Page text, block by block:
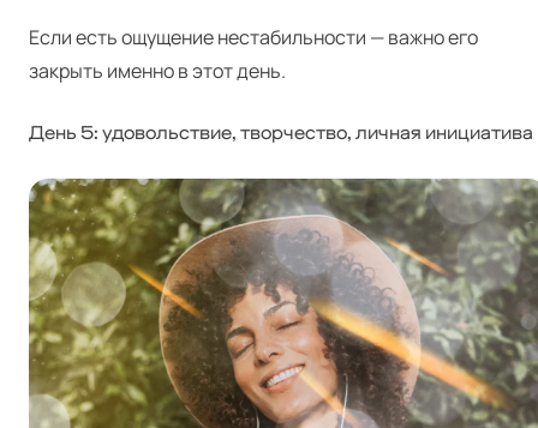
Если есть ощущение нестабильности — важно его
закрыть именно в этот день.
День 5: удовольствие, творчество, личная инициатива